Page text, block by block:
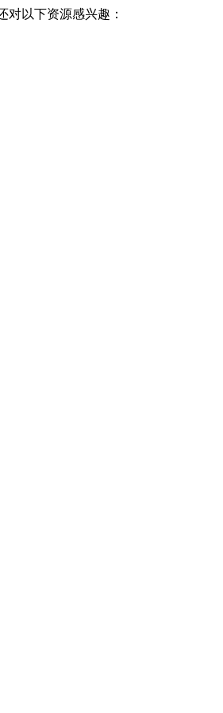
对以下资源感兴趣：